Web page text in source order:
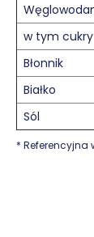
w tym cukry
Błonnik
Białko
Sól
* Referencyjna